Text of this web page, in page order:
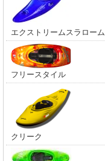
エクストリームスラローム
フリースタイル
クリーク